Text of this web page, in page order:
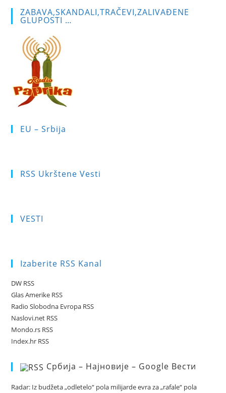
ZABAVA,SKANDALI,TRAČEVI,ZALIVAĐENE
GLUPOSTI …
EU – Srbija
RSS Ukrštene Vesti
VESTI
Izaberite RSS Kanal
DW RSS
Glas Amerike RSS
Radio Slobodna Evropa RSS
Naslovi.net RSS
Mondo.rs RSS
Index.hr RSS
Србија – Најновије – Google Вести
Radar: Iz budžeta „odletelo“ pola milijarde evra za „rafale“ pola